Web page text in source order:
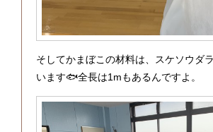
そしてかまぼこの材料は、スケソウダ
います🐟全長は1mもあるんですよ。